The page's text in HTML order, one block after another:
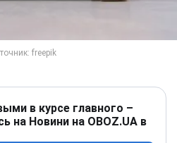
в курсе главного –
на Новини на OBOZ.UA в